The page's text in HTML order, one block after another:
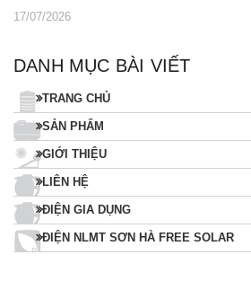
17/07/2026
DANH MỤC BÀI VIẾT
TRANG CHỦ
SẢN PHẨM
GIỚI THIỆU
LIÊN HỆ
ĐIỆN GIA DỤNG
ĐIỆN NLMT SƠN HÀ FREE SOLAR